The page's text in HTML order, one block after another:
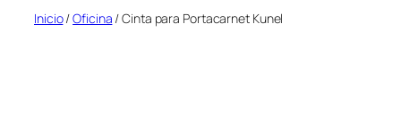
Inicio/Oficina / Cinta para Portacarnet Kunel